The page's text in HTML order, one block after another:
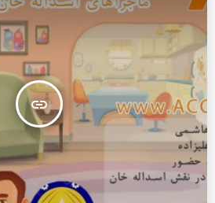
insert_link